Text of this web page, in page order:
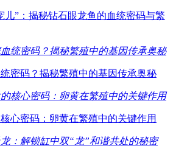
儿”：揭秘钻石眼龙鱼的血统密码与繁
密码？揭秘繁殖中的基因传承奥秘
心密码：卵黄在繁殖中的关键作用